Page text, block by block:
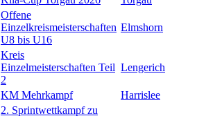
Offene
Einzelkreismeisterschaften
U8 bis U16
Elmshorn
Kreis
Einzelmeisterschaften Teil
2
Lengerich
KM Mehrkampf
Harrislee
2. Sprintwettkampf zu